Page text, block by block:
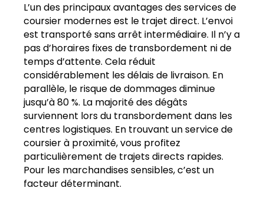
L’un des principaux avantages des services de
coursier modernes est le trajet direct. L’envoi
est transporté sans arrêt intermédiaire. Il n’y a
pas d’horaires fixes de transbordement ni de
temps d’attente. Cela réduit
considérablement les délais de livraison. En
parallèle, le risque de dommages diminue
jusqu’à 80 %. La majorité des dégâts
surviennent lors du transbordement dans les
centres logistiques. En trouvant un service de
coursier à proximité, vous profitez
particulièrement de trajets directs rapides.
Pour les marchandises sensibles, c’est un
facteur déterminant.